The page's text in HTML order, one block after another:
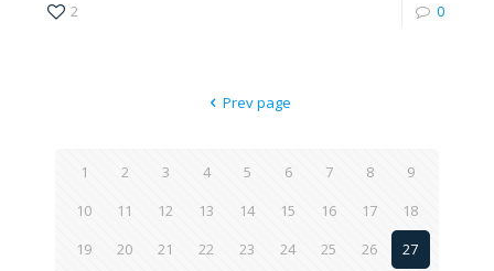
2 0
Prev page
1 2 3 4 5 6 7 8
9
10
11 12 13 14 15 16 17
18
19
20 21 22 23 24 25 26
27